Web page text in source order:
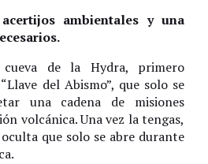
ambientales y una
de la Hydra, primero
del Abismo”, que solo se
una cadena de misiones
volcánica. Una vez la tengas,
que solo se abre durante